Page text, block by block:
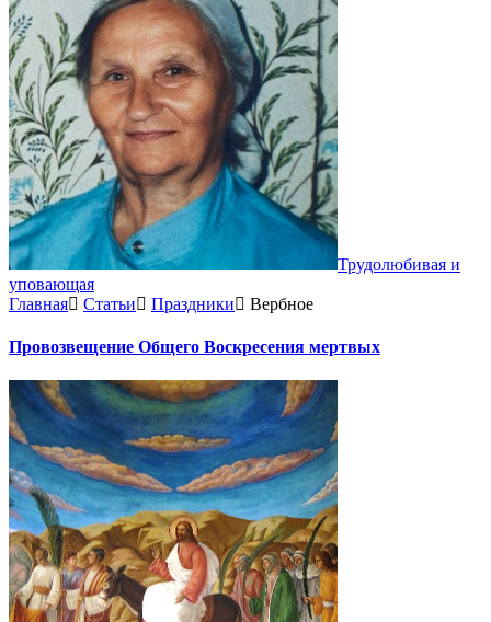
Трудолюбивая и
уповающая
Главная
Статьи Праздники Вербное
Провозвещение Общего Воскресения мертвых